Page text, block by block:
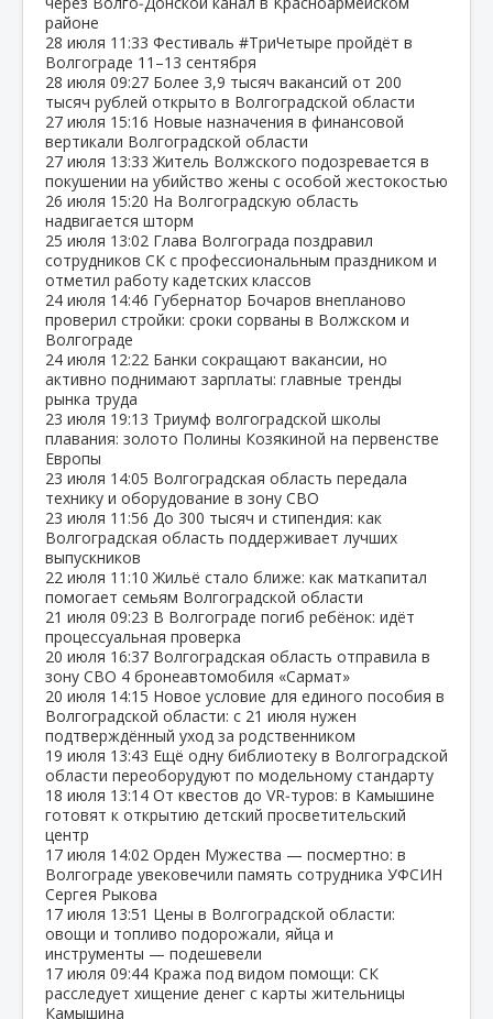
районе
28 июля 11:33 Фестиваль #ТриЧетыре пройдёт в
Волгограде 11–13 сентября
28 июля 09:27 Более 3,9 тысяч вакансий от 200
тысяч рублей открыто в Волгоградской области
27 июля 15:16 Новые назначения в финансовой
вертикали Волгоградской области
27 июля 13:33 Житель Волжского подозревается в
покушении на убийство жены с особой жестокостью
26 июля 15:20 На Волгоградскую область
надвигается шторм
25 июля 13:02 Глава Волгограда поздравил
сотрудников СК с профессиональным праздником и
отметил работу кадетских классов
24 июля 14:46 Губернатор Бочаров внепланово
проверил стройки: сроки сорваны в Волжском и
Волгограде
24 июля 12:22 Банки сокращают вакансии, но
активно поднимают зарплаты: главные тренды
рынка труда
23 июля 19:13 Триумф волгоградской школы
плавания: золото Полины Козякиной на первенстве
Европы
23 июля 14:05 Волгоградская область передала
технику и оборудование в зону СВО
23 июля 11:56 До 300 тысяч и стипендия: как
Волгоградская область поддерживает лучших
выпускников
22 июля 11:10 Жильё стало ближе: как маткапитал
помогает семьям Волгоградской области
21 июля 09:23 В Волгограде погиб ребёнок: идёт
процессуальная проверка
20 июля 16:37 Волгоградская область отправила в
зону СВО 4 бронеавтомобиля «Сармат»
20 июля 14:15 Новое условие для единого пособия в
Волгоградской области: с 21 июля нужен
подтверждённый уход за родственником
19 июля 13:43 Ещё одну библиотеку в Волгоградской
области переоборудуют по модельному стандарту
18 июля 13:14 От квестов до VR‑туров: в Камышине
готовят к открытию детский просветительский
центр
17 июля 14:02 Орден Мужества — посмертно: в
Волгограде увековечили память сотрудника УФСИН
Сергея Рыкова
17 июля 13:51 Цены в Волгоградской области:
овощи и топливо подорожали, яйца и
инструменты — подешевели
17 июля 09:44 Кража под видом помощи: СК
расследует хищение денег с карты жительницы
Камышина